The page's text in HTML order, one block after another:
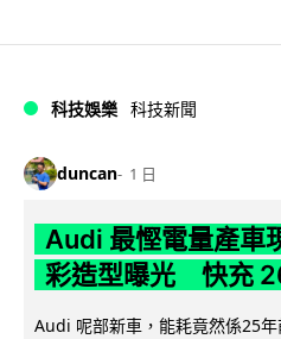
科技娛樂 科技新聞
duncan 1 日
Audi 最慳電量產
彩造型曝光 快充
Audi 呢部新車，能耗竟然係25